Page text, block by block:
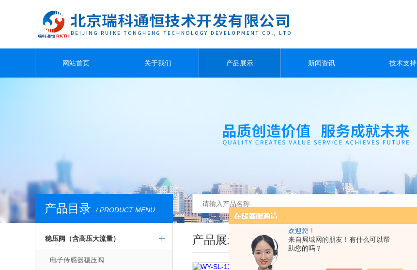
欢迎您！
来自局域网的朋友！有什么可以帮
助您的吗？
网站首页 关于我们 产品展示 新闻资讯 技术支持
产品目录 / PRODUCT MENU
稳压阀（含高压大流量）
电子传感器稳压阀
产品展示 您现在的位置：